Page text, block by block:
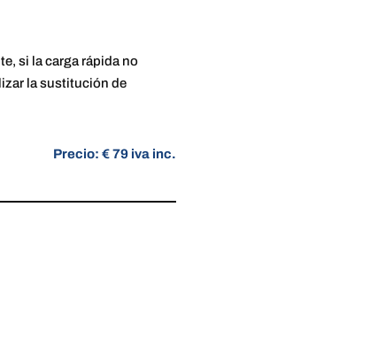
si la carga rápida no
la sustitución de
Precio: € 79 iva inc.